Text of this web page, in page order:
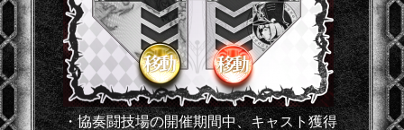
・協奏闘技場の開催期間中、キャスト獲得